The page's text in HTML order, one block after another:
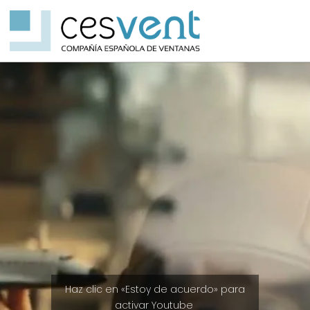
Haz clic en «Estoy de acuerdo» para
activar Youtube